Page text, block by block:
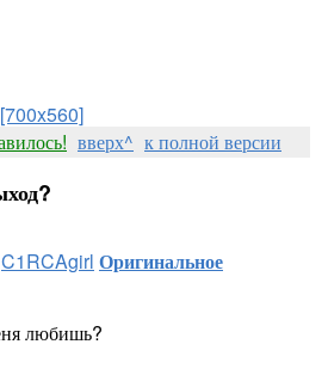
[700x560]
вверх^ к полной версии
C1RCAgirl Оригинальное
любишь?